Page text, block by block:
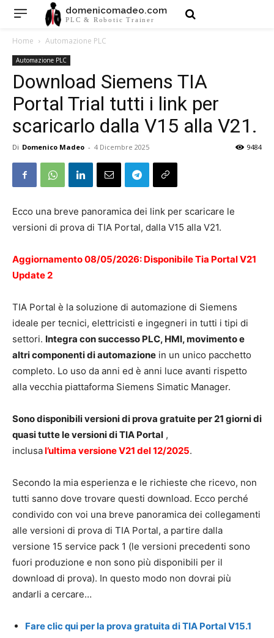
domenicomadeo.com
PLC & Robotic Trainer
Home Automazione PLC
Automazione PLC
Download Siemens TIA
Portal Trial tutti i link per
scaricarlo dalla V15 alla V21.
Di Domenico Madeo - 4 Dicembre 2025 9484
Ecco una breve panoramica dei link per scaricare le
versioni di prova di TIA Portal, dalla V15 alla V21.
Aggiornamento 08/05/2026: Disponibile Tia Portal V21
Update 2
TIA Portal è la soluzione di automazione di Siemens
ideale per tecnici, elettricisti e ingegneri in tutti i tipi di
settori. Integra con successo PLC, HMI, movimento e
altri componenti di automazione in un unico pacchetto
completo. Lo uso da anni ed è anni luce avanti rispetto
alla vecchia piattaforma Siemens Simatic Manager.
Sono disponibili versioni di prova gratuite per 21 giorni di
quasi tutte le versioni di TIA Portal ,
inclusal’ultima versione V21 del 12/2025.
Secondo la mia esperienza e le richieste che ricevo, non
tutti sanno dove trovare questi download. Ecco perché
condivido con voi una breve panoramica dei collegamenti
alle versioni di prova di TIA Portal, a partire dalla
versione 15 service pack 1 (le versioni precedenti sono
fuori produzione e non sono più disponibili per il
download di prova). In questo modo non dovrai più
andarli a cercare…
Fare clic qui per la prova gratuita di TIA Portal V15.1